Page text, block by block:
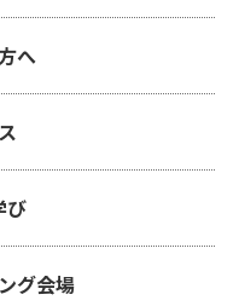
へ
び
グ会場